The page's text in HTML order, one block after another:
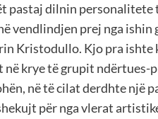
pastaj dilnin personalitete
vendlindjen prej nga ishin
Kristodullo. Kjo pra ishte
krye të grupit ndërtues-
në të cilat derdhte një
për nga vlerat